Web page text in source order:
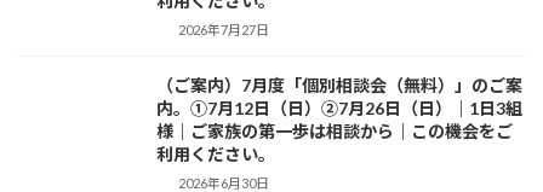
2026年7月27日
（ご案内）7月度「個別相談会（無料）」のご案
内。①7月12日（日）②7月26日（日）｜1日3組
様｜ご家族の第一歩は相談から｜この機会をご
利用ください。
2026年6月30日